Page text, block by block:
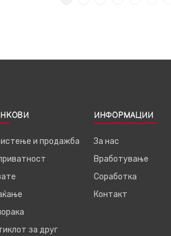
и продажба
за друг
ИНФОРМАЦИИ
За нас
Вработување
Соработка
Контакт